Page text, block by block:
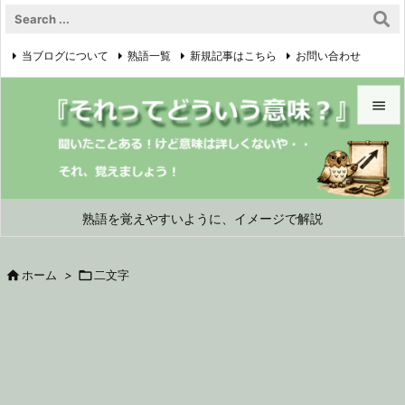
熟語を覚えやすいように、イメージで解説


メニュ


当ブログについて 熟語一覧 新規記事はこちら お問い合わせ
プライバシーポリシー 
 ホーム >  二文字